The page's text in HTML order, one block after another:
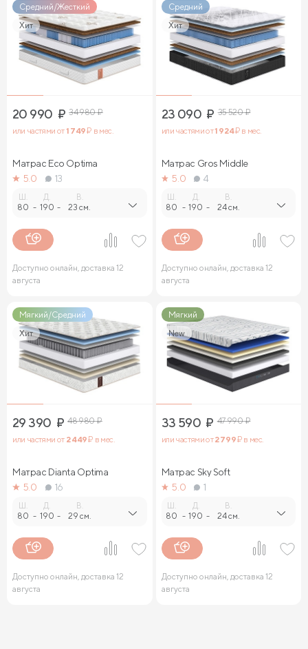
Средний/Жесткий
Хит
20 990 ₽ 34 980₽
или частями от1 749₽ в мес.
Матрас Eco Optima
5.0
13
80 -
Д.
190 -
В.
23 см.
Доступно онлайн, доставка 12
августа
Средний
Хит
23 090 ₽ 35 520₽
или частями от1 924₽ в мес.
Матрас Gros Middle
5.0
4
80 -
Д.
190 -
В.
24 см.
Доступно онлайн, доставка 12
августа
Мягкий/Средний
Хит
29 390 ₽ 48 980₽
или частями от 2 449₽ в мес.
Матрас Dianta Optima
5.0
16
Ш.
80 -
Д.
190 -
В.
29 см.
Доступно онлайн, доставка 12
августа
Мягкий
New
33 590 ₽ 47 990₽
или частями от2 799₽ в мес.
Матрас Sky Soft
5.0
1
Ш.
80 -
Д.
190 -
В.
24 см.
Доступно онлайн, доставка 12
августа